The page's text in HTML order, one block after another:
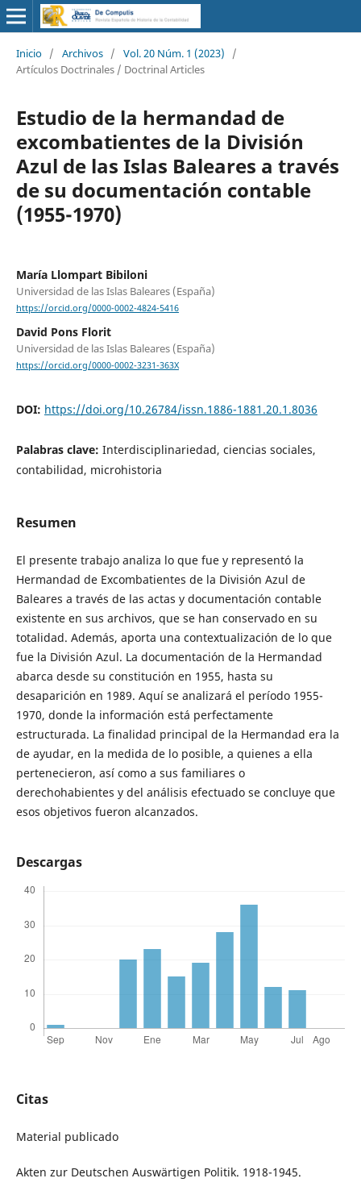
Inicio / Archivos / Vol. 20 Núm. 1 (2023)
/
Artículos Doctrinales / Doctrinal Articles
Estudio de la hermandad de
excombatientes de la División
Azul de las Islas Baleares a través
de su documentación contable
(1955-1970)
María Llompart Bibiloni
Universidad de las Islas Baleares (España)
https://orcid.org/0000-0002-4824-5416
David Pons Florit
Universidad de las Islas Baleares (España)
https://orcid.org/0000-0002-3231-363X
DOI: https://doi.org/10.26784/issn.1886-1881.20.1.8036
Palabras clave: Interdisciplinariedad, ciencias sociales,
contabilidad, microhistoria
Resumen
El presente trabajo analiza lo que fue y representó la
Hermandad de Excombatientes de la División Azul de
Baleares a través de las actas y documentación contable
existente en sus archivos, que se han conservado en su
totalidad. Además, aporta una contextualización de lo que
fue la División Azul. La documentación de la Hermandad
abarca desde su constitución en 1955, hasta su
desaparición en 1989. Aquí se analizará el período 1955-
1970, donde la información está perfectamente
estructurada. La finalidad principal de la Hermandad era la
de ayudar, en la medida de lo posible, a quienes a ella
pertenecieron, así como a sus familiares o
derechohabientes y del análisis efectuado se concluye que
esos objetivos fueron alcanzados.
Descargas
Citas
Material publicado
Akten zur Deutschen Auswärtigen Politik. 1918-1945.